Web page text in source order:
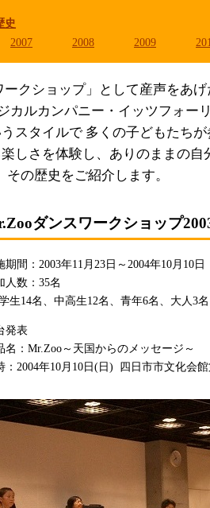
史
2007 2008 2009
クショップ」として産声をあ
カルカンパニー・イッツフォー
スタイルで 多くの子どもたち
しさを体験し、ありのままの
その歴史をご紹介します。
ダンスワークショップ
期間：2003年11月23日～2004年10月10日
人数：35名
生14名、中高生12名、青年6名、大人3名
発表
名：Mr.Zoo～天国からのメッセージ～
：2004年10月10日(日) 四日市市文化会